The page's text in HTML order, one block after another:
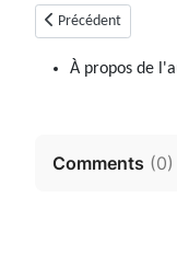
Article précédent :
Précédent
À propos de
Comments (0)